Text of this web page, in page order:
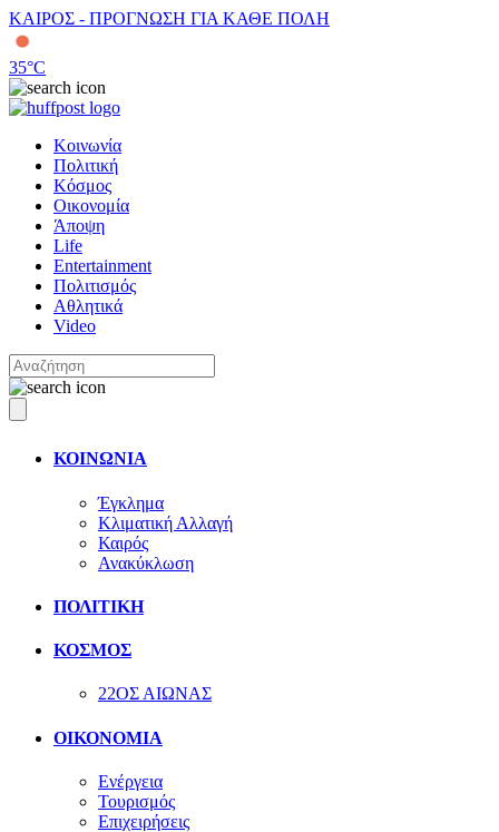
ΚΑΙΡΟΣ - ΠΡΟΓΝΩΣΗ ΓΙΑ ΚΑΘΕ ΠΟΛΗ
35°C
Κοινωνία
Πολιτική
Κόσμος
Οικονομία
Άποψη
Life
Entertainment
Πολιτισμός
Αθλητικά
Video
ΚΟΙΝΩΝΙΑ
Έγκλημα
Κλιματική Αλλαγή
Καιρός
Ανακύκλωση
ΠΟΛΙΤΙΚΗ
ΚΟΣΜΟΣ
22ΟΣ ΑΙΩΝΑΣ
ΟΙΚΟΝΟΜΙΑ
Ενέργεια
Τουρισμός
Επιχειρήσεις